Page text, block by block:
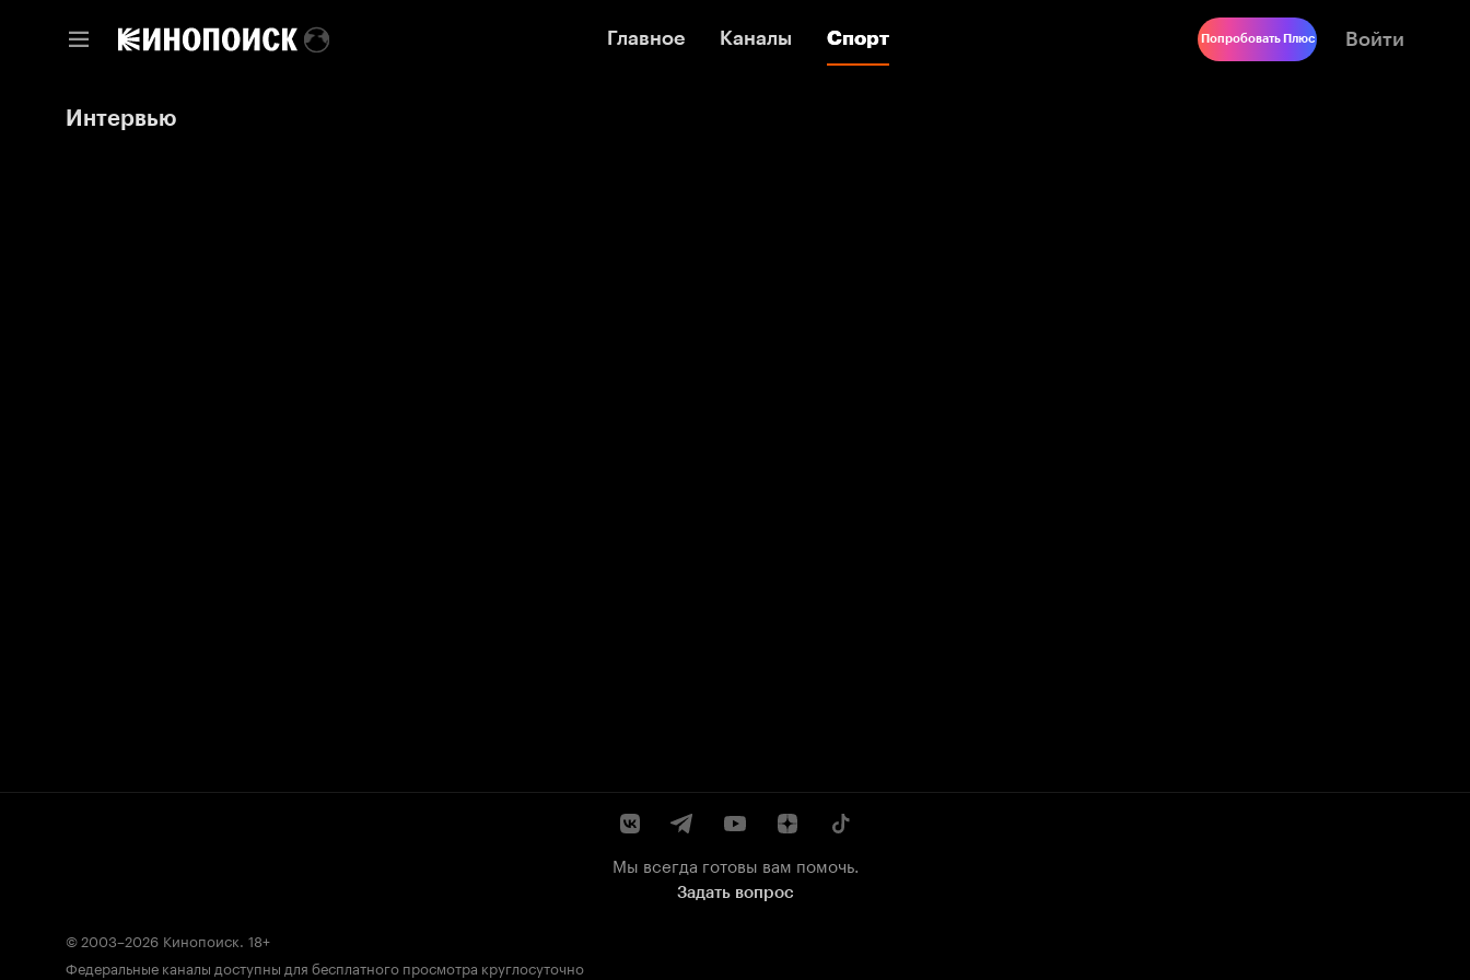
Главное Каналы Спорт
Главное Каналы Спорт Попробовать Плюс Войти
Интервью
Мы всегда готовы вам помочь.
Задать вопрос
© 2003–2026 Кинопоиск. 18+
Федеральные каналы доступны для бесплатного просмотра круглосуточно